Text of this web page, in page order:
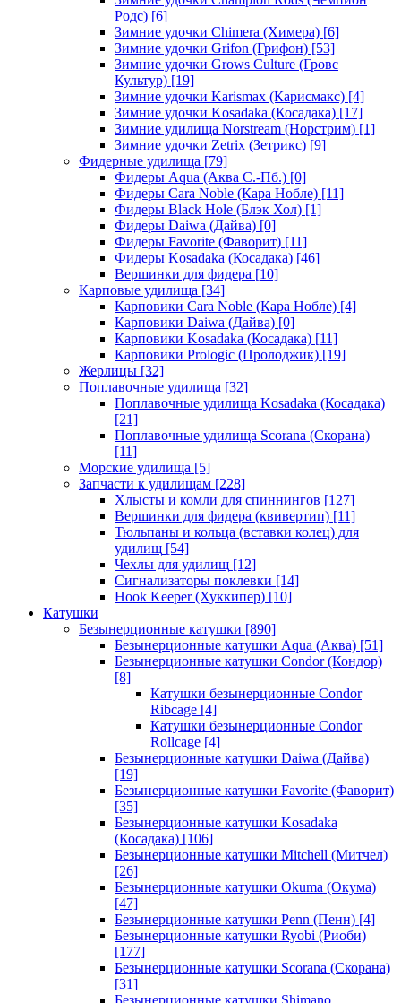
Родс) [6]
Зимние удочки Chimera (Химера) [6]
Зимние удочки Grifon (Грифон) [53]
Зимние удочки Grows Culture (Гровс
Культур) [19]
Зимние удочки Karismax (Карисмакс) [4]
Зимние удочки Kosadaka (Косадака) [17]
Зимние удилища Norstream (Норстрим) [1]
Зимние удочки Zetrix (Зетрикс) [9]
Фидерные удилища [79]
Фидеры Aqua (Аква С.-Пб.) [0]
Фидеры Cara Noble (Кара Нобле) [11]
Фидеры Black Hole (Блэк Хол) [1]
Фидеры Daiwa (Дайва) [0]
Фидеры Favorite (Фаворит) [11]
Фидеры Kosadaka (Косадака) [46]
Вершинки для фидера [10]
Карповые удилища [34]
Карповики Cara Noble (Кара Нобле) [4]
Карповики Daiwa (Дайва) [0]
Карповики Kosadaka (Косадака) [11]
Карповики Prologic (Пролоджик) [19]
Жерлицы [32]
Поплавочные удилища [32]
Поплавочные удилища Kosadaka (Косадака)
[21]
Поплавочные удилища Scorana (Скорана)
[11]
Морские удилища [5]
Запчасти к удилищам [228]
Хлысты и комли для спиннингов [127]
Вершинки для фидера (квивертип) [11]
Тюльпаны и кольца (вставки колец) для
удилищ [54]
Чехлы для удилищ [12]
Сигнализаторы поклевки [14]
Hook Keeper (Хуккипер) [10]
Катушки
Безынерционные катушки [890]
Безынерционные катушки Aqua (Аква) [51]
Безынерционные катушки Condor (Кондор)
[8]
Катушки безынерционные Condor
Ribcage [4]
Катушки безынерционные Condor
Rollcage [4]
Безынерционные катушки Daiwa (Дайва)
[19]
Безынерционные катушки Favorite (Фаворит)
[35]
Безынерционные катушки Kosadaka
(Косадака) [106]
Безынерционные катушки Mitchell (Митчел)
[26]
Безынерционные катушки Okuma (Окума)
[47]
Безынерционные катушки Penn (Пенн) [4]
Безынерционные катушки Ryobi (Риоби)
[177]
Безынерционные катушки Scorana (Скорана)
[31]